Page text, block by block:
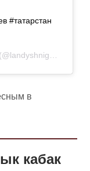
#татарстан
(@landyshnigmatjanova)
в
кабак